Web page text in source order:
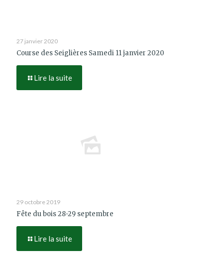
27 janvier 2020
Course des Seiglières Samedi 11 janvier 2020
Lire la suite
29 octobre 2019
Fête du bois 28-29 septembre
Lire la suite